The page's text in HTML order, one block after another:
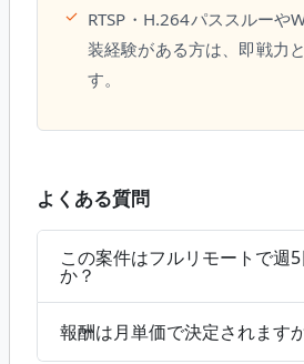
✓ RTSP・H.264パススルーや
装経験がある方は、即戦力
す。
よくある質問
この案件はフルリモートで週
か？
報酬は月単価で決定されます